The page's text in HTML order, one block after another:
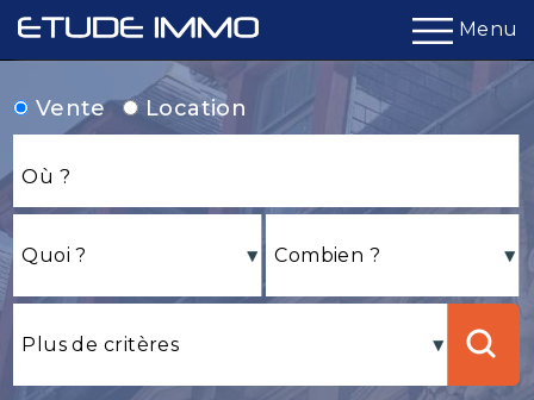
Menu
Vente Location